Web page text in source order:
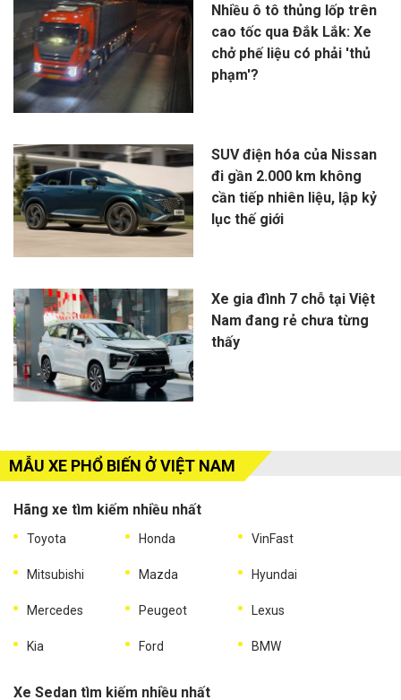
Nhiều ô tô thủng lốp trên
cao tốc qua Đắk Lắk: Xe
chở phế liệu có phải 'thủ
phạm'?
SUV điện hóa của Nissan
đi gần 2.000 km không
cần tiếp nhiên liệu, lập kỷ
lục thế giới
Xe gia đình 7 chỗ tại Việt
Nam đang rẻ chưa từng
thấy
MẪU XE PHỔ BIẾN Ở VIỆT NAM
Hãng xe tìm kiếm nhiều nhất
Toyota Honda VinFast
Mitsubishi Mazda Hyundai
Mercedes Peugeot Lexus
Kia Ford BMW
Xe Sedan tìm kiếm nhiều nhất